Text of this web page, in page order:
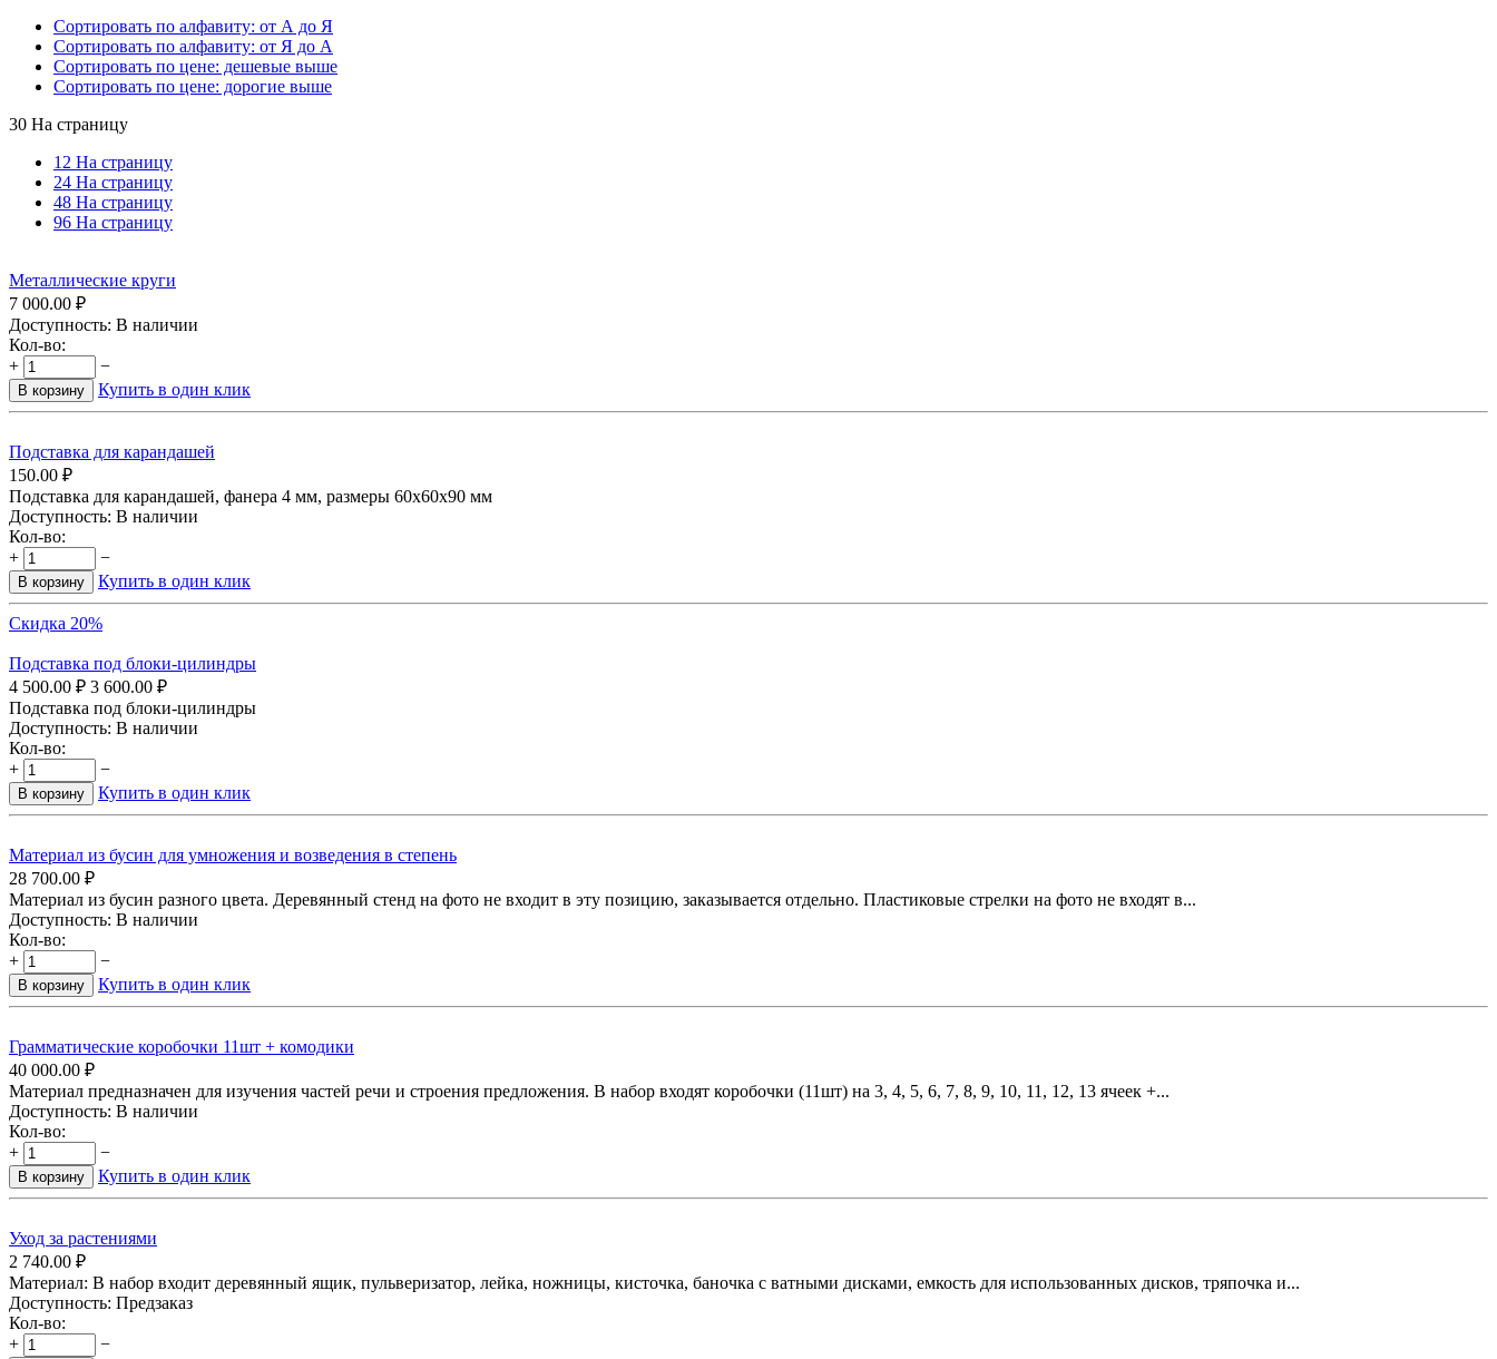
Сортировать по алфавиту: от А до Я
Сортировать по алфавиту: от Я до А
Сортировать по цене: дешевые выше
Сортировать по цене: дорогие выше
30 На страницу
12 На страницу
24 На страницу
48 На страницу
96 На страницу
Металлические круги
7 000.00 ₽
Доступность: В наличии
Кол-во:
+
−
В корзину Купить в один клик
Подставка для карандашей
150.00 ₽
Подставка для карандашей, фанера 4 мм, размеры 60х60х90 мм
Доступность: В наличии
Кол-во:
+
−
В корзину Купить в один клик
Скидка 20%
Подставка под блоки-цилиндры
4 500.00 ₽ 3 600.00 ₽
Подставка под блоки-цилиндры
Доступность: В наличии
Кол-во:
+
−
В корзину Купить в один клик
Материал из бусин для умножения и возведения в степень
28 700.00 ₽
Материал из бусин разного цвета. Деревянный стенд на фото не входит в эту позицию, заказывается отдельно. Пластиковые стрелки на фото не входят в...
Доступность: В наличии
Кол-во:
+
−
В корзину Купить в один клик
Грамматические коробочки 11шт + комодики
40 000.00 ₽
Материал предназначен для изучения частей речи и строения предложения. В набор входят коробочки (11шт) на 3, 4, 5, 6, 7, 8, 9, 10, 11, 12, 13 ячеек +...
Доступность: В наличии
Кол-во:
+
−
В корзину Купить в один клик
Уход за растениями
2 740.00 ₽
Материал: В набор входит деревянный ящик, пульверизатор, лейка, ножницы, кисточка, баночка с ватными дисками, емкость для использованных дисков, тряпочка и...
Доступность: Предзаказ
Кол-во:
+
−